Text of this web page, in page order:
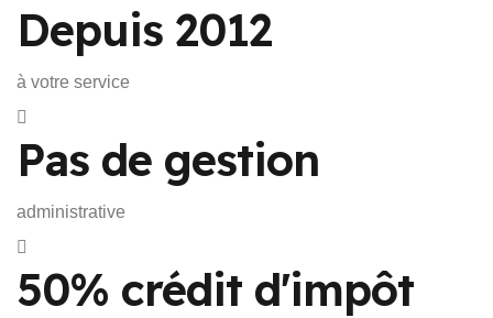
Depuis 2012
à votre service
Pas de gestion
administrative
50% crédit d'impôt